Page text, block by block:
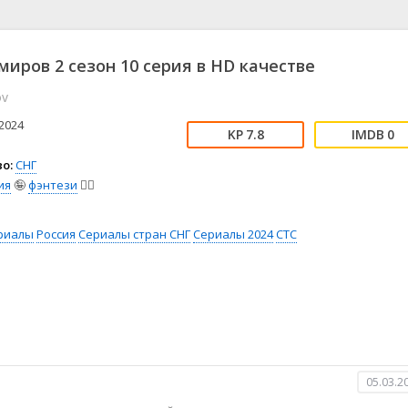
👨‍💼 Новости
🎒 Приключения
тв
😱 Ужасы
🤠 Фильм-нуар
🧝‍♂️ Фэнтези
2 сезон 10 серия в HD качестве
СНГ
🤪фэнтези 🧝‍♂️
7.8 0
Россия Сериалы стран СНГСериалы 2024СТС